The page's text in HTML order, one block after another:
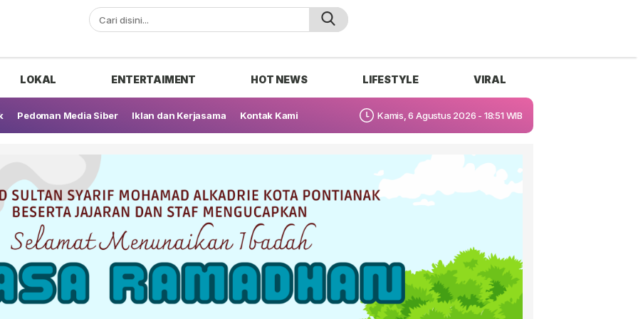
LOKAL ENTERTAIMENT HOT NEWS LIFESTYLE VIRAL
Pedoman Media Siber Iklan dan Kerjasama Kontak Kami Kamis, 6 Agustus 2026 - 18:51 WIB